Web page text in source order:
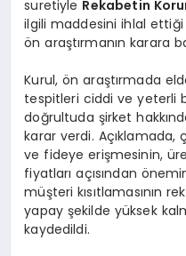
suretiyle Rekabetin
ilgili maddesini ihlal
ön araştırmanın karara
Kurul, ön araştırmada
tespitleri ciddi ve yeterli
doğrultuda şirket
karar verdi.
ve fideye erişmesinin,
fiyatları açısından
müşteri kısıtlamasının
yapay şekilde yüksek
kaydedildi.